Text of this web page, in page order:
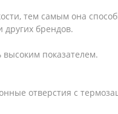
тем самым она
других брендов.
высоким показателем.
отверстия с